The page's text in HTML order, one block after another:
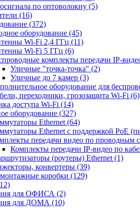
по оптоволокну (5)
(16)
(372)
оборудование (45)
Wi-Fi 2,4 ГГц (11)
Wi-Fi 5 ГГц (6)
комплекты передачи IP-
Уличные "точка-точка" (2)
Уличные до 7 камер (3)
оборудование для
переходники, грозозащита Wi-Fi (6)
доступа Wi-Fi (14)
оборудование (327)
Ethernet (64)
Ethernet с поддержкой PoE
передачи видео по проводным
Комплекты передачи IP-видео по
(роутеры) Ethernet (1)
конвертеры (39)
коробки (129)
для ОФИСА (2)
для ДОМА (10)